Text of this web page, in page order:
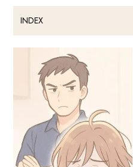
INDEX